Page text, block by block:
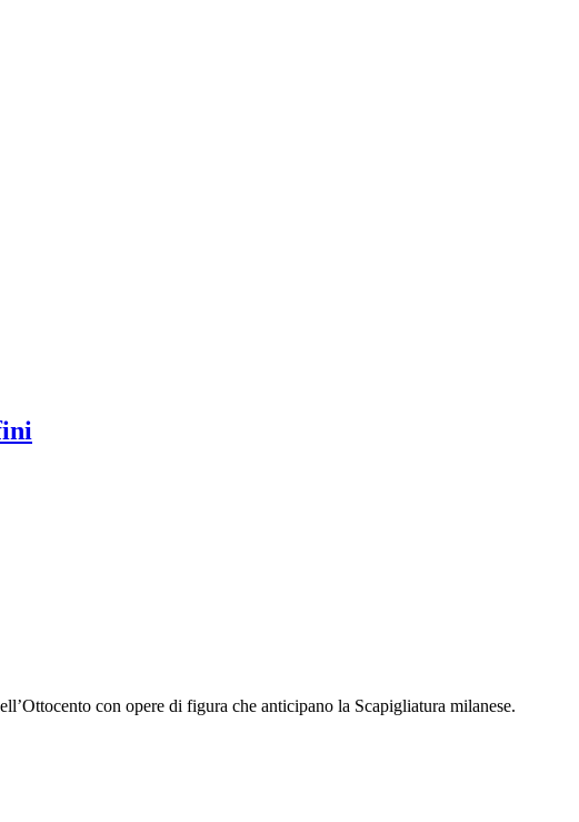
con opere di figura che anticipano la Scapigliatura milanese.